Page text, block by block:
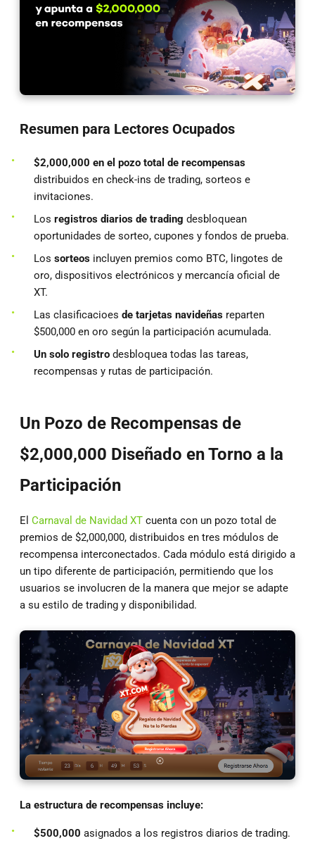
Resumen para Lectores Ocupados
$2,000,000 en el pozo total de recompensas
distribuidos en check-ins de trading, sorteos e
invitaciones.
Los registros diarios de trading desbloquean
oportunidades de sorteo, cupones y fondos de prueba.
Los sorteos incluyen premios como BTC, lingotes de
oro, dispositivos electrónicos y mercancía oficial de
XT.
Las clasificacioes de tarjetas navideñas reparten
$500,000 en oro según la participación acumulada.
Un solo registro desbloquea todas las tareas,
recompensas y rutas de participación.
Un Pozo de Recompensas de
$2,000,000 Diseñado en Torno a la
Participación
El Carnaval de Navidad XT cuenta con un pozo total de
premios de $2,000,000, distribuidos en tres módulos de
recompensa interconectados. Cada módulo está dirigido a
un tipo diferente de participación, permitiendo que los
usuarios se involucren de la manera que mejor se adapte
a su estilo de trading y disponibilidad.
La estructura de recompensas incluye:
$500,000 asignados a los registros diarios de trading.